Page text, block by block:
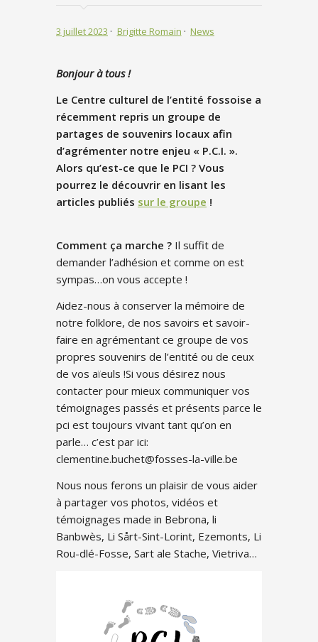
3 juillet 2023 Brigitte Romain News
Bonjour à tous !
Le Centre culturel de l’entité fossoise a
récemment repris un groupe de
partages de souvenirs locaux afin
d’agrémenter notre enjeu « P.C.I. ».
Alors qu’est-ce que le PCI ? Vous
pourrez le découvrir en lisant les
articles publiés sur le groupe !
Comment ça marche ? Il suffit de
demander l’adhésion et comme on est
sympas…on vous accepte !
Aidez-nous à conserver la mémoire de
notre folklore, de nos savoirs et savoir-
faire en agrémentant ce groupe de vos
propres souvenirs de l’entité ou de ceux
de vos aïeuls !Si vous désirez nous
contacter pour mieux communiquer vos
témoignages passés et présents parce le
pci est toujours vivant tant qu’on en
parle… c’est par ici:
clementine.buchet@fosses-la-ville.be
Nous nous ferons un plaisir de vous aider
à partager vos photos, vidéos et
témoignages made in Bebrona, li
Banbwès, Li Sårt-Sint-Lorint, Ezemonts, Li
Rou-dlé-Fosse, Sart ale Stache, Vietriva…